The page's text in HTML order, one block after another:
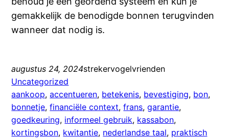
gemakkelijk de benodigde bonnen terugvinden
wanneer dat nodig is.
augustus 24, 2024strekervogelvrienden
Uncategorized
aankoop, accentueren, betekenis, bevestiging, bon
bonnetje, financiële context, frans, garantie
goedkeuring, informeel gebruik, kassabon
kortingsbon, kwitantie, nederlandse taal, praktisch